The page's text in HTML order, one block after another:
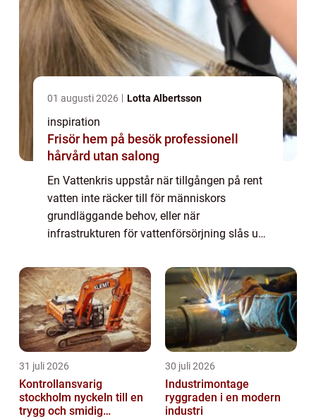
01 augusti 2026 Lotta Albertsson
inspiration
Frisör hem på besök professionell
hårvård utan salong
En Vattenkris uppstår när tillgången på rent
vatten inte räcker till för människors
grundläggande behov, eller när
infrastrukturen för vattenförsörjning slås ut.
tekniska fel, sabotage eller föroreningar i
vat...
31 juli 2026
Kontrollansvarig
stockholm nyckeln till en
trygg och smidig
30 juli 2026
Industrimontage
ryggraden i en modern
industri